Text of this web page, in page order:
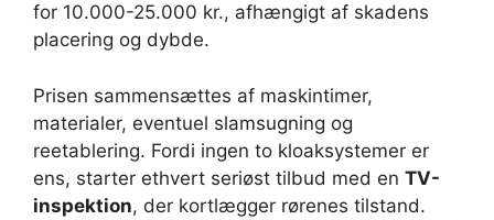
for 10.000-25.000 kr., afhængigt af skadens
placering og dybde.
Prisen sammensættes af maskintimer,
materialer, eventuel slamsugning og
reetablering. Fordi ingen to kloaksystemer er
ens, starter ethvert seriøst tilbud med en TV-
inspektion, der kortlægger rørenes tilstand.